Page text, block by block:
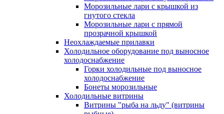
Морозильные лари с крышкой из
гнутого стекла
Морозильные лари с прямой
прозрачной крышкой
Неохлаждаемые прилавки
Холодильное оборудование под выносное
холодоснабжение
Горки холодильные под выносное
холодоснабжение
Бонеты морозильные
Холодильные витрины
Витрины "рыба на льду" (витрины